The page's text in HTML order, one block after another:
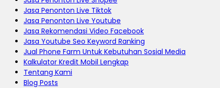
Jasa Penonton Live Tiktok
Jasa Penonton Live Youtube
Jasa Rekomendasi Video Facebook
Jasa Youtube Seo Keyword Ranking
Jual Phone Farm Untuk Kebutuhan Sosial Media
Kalkulator Kredit Mobil Lengkap
Tentang Kami
Blog Posts